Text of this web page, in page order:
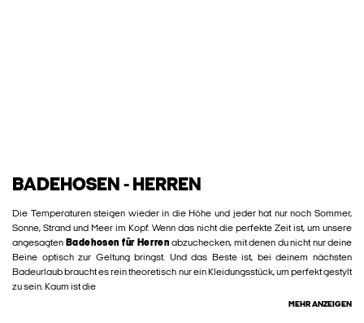
BADEHOSEN - HERREN
Die Temperaturen steigen wieder in die Höhe und jeder hat nur noch Sommer,
Sonne, Strand und Meer im Kopf. Wenn das nicht die perfekte Zeit ist, um unsere
angesagten Badehosen für Herren abzuchecken, mit denen du nicht nur deine
Beine optisch zur Geltung bringst. Und das Beste ist, bei deinem nächsten
Badeurlaub braucht es rein theoretisch nur ein Kleidungsstück, um perfekt gestylt
zu sein. Kaum ist die
MEHR ANZEIGEN